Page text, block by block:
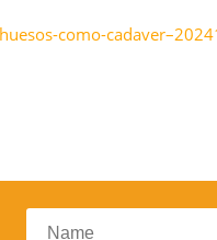
como-